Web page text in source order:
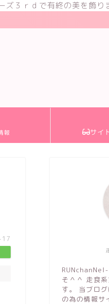
ズ３ｒｄで有終の美を飾り
報 サイ
そ＾＾ 走食
す。 当ブロ
の為の情報サ